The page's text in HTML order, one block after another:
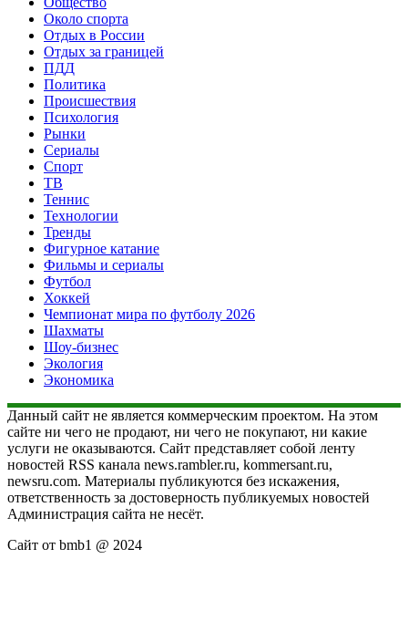
Около спорта
Отдых в России
Отдых за границей
ПДД
Политика
Происшествия
Психология
Рынки
Сериалы
Спорт
ТВ
Теннис
Технологии
Тренды
Фигурное катание
Фильмы и сериалы
Футбол
Хоккей
Чемпионат мира по футболу 2026
Шахматы
Шоу-бизнес
Экология
Экономика
Данный сайт не является коммерческим проектом. На этом
сайте ни чего не продают, ни чего не покупают, ни какие
услуги не оказываются. Сайт представляет собой ленту
новостей RSS канала news.rambler.ru, kommersant.ru,
newsru.com. Материалы публикуются без искажения,
ответственность за достоверность публикуемых новостей
Администрация сайта не несёт.
Сайт от bmb1 @ 2024